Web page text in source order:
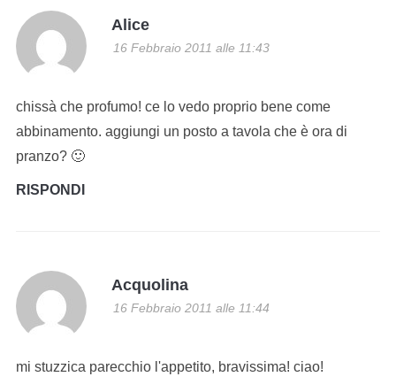
Alice
16 Febbraio 2011 alle 11:43
chissà che profumo! ce lo vedo proprio bene come
abbinamento. aggiungi un posto a tavola che è ora di
pranzo? 🙂
RISPONDI
Acquolina
16 Febbraio 2011 alle 11:44
mi stuzzica parecchio l'appetito, bravissima! ciao!